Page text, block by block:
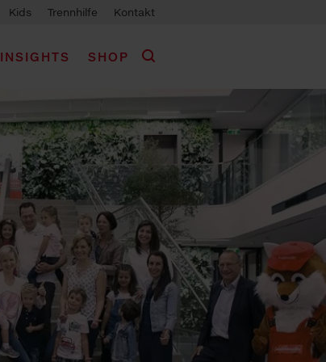
Kids Trennhilfe Kontakt
INSIGHTS SHOP